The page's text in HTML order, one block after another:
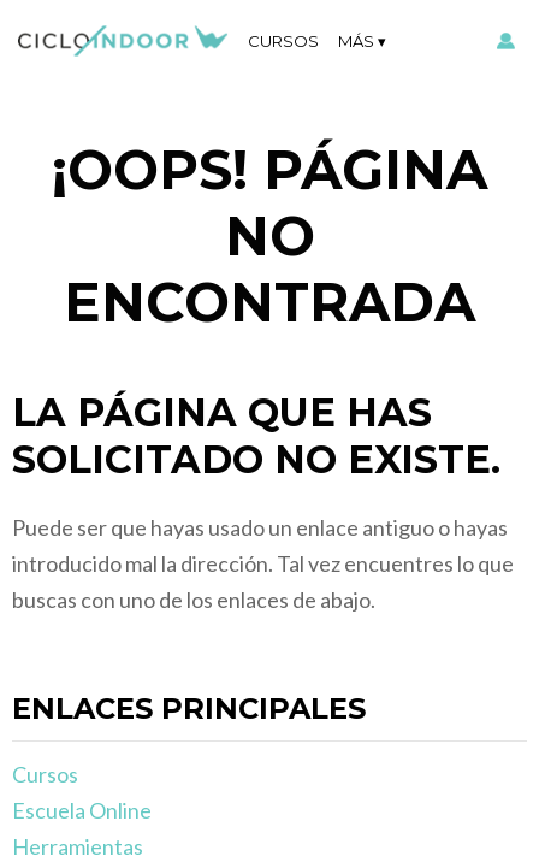
CURSOS MÁS
¡OOPS! PÁGINA
NO
ENCONTRADA
LA PÁGINA QUE HAS
SOLICITADO NO EXISTE.
Puede ser que hayas usado un enlace antiguo o hayas
introducido mal la dirección. Tal vez encuentres lo que
buscas con uno de los enlaces de abajo.
ENLACES PRINCIPALES
Cursos
Escuela Online
Herramientas